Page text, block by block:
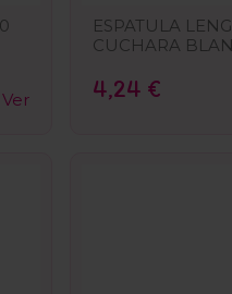
Ver
ESPATULA
CUCHARA
4,24 €